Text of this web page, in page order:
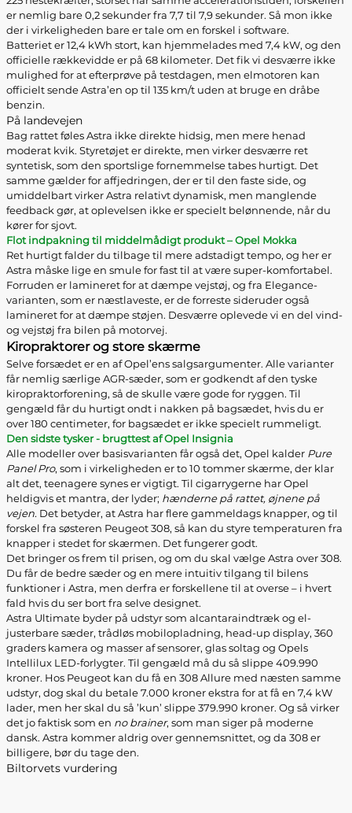
er nemlig bare 0,2 sekunder fra 7,7 til 7,9 sekunder. Så mon ikke
der i virkeligheden bare er tale om en forskel i software.
Batteriet er 12,4 kWh stort, kan hjemmelades med 7,4 kW, og den
officielle rækkevidde er på 68 kilometer. Det fik vi desværre ikke
mulighed for at efterprøve på testdagen, men elmotoren kan
officielt sende Astra’en op til 135 km/t uden at bruge en dråbe
benzin.
På landevejen
Bag rattet føles Astra ikke direkte hidsig, men mere henad
moderat kvik. Styretøjet er direkte, men virker desværre ret
syntetisk, som den sportslige fornemmelse tabes hurtigt. Det
samme gælder for affjedringen, der er til den faste side, og
umiddelbart virker Astra relativt dynamisk, men manglende
feedback gør, at oplevelsen ikke er specielt belønnende, når du
kører for sjovt.
Flot indpakning til middelmådigt produkt – Opel Mokka
Ret hurtigt falder du tilbage til mere adstadigt tempo, og her er
Astra måske lige en smule for fast til at være super-komfortabel.
Forruden er lamineret for at dæmpe vejstøj, og fra Elegance-
varianten, som er næstlaveste, er de forreste sideruder også
lamineret for at dæmpe støjen. Desværre oplevede vi en del vind-
og vejstøj fra bilen på motorvej.
Kiropraktorer og store skærme
Selve forsædet er en af Opel’ens salgsargumenter. Alle varianter
får nemlig særlige AGR-sæder, som er godkendt af den tyske
kiropraktorforening, så de skulle være gode for ryggen. Til
gengæld får du hurtigt ondt i nakken på bagsædet, hvis du er
over 180 centimeter, for bagsædet er ikke specielt rummeligt.
Den sidste tysker - brugttest af Opel Insignia
Alle modeller over basisvarianten får også det, Opel kalder Pure
Panel Pro, som i virkeligheden er to 10 tommer skærme, der klar
alt det, teenagere synes er vigtigt. Til cigarrygerne har Opel
heldigvis et mantra, der lyder; hænderne på rattet, øjnene på
vejen. Det betyder, at Astra har flere gammeldags knapper, og til
forskel fra søsteren Peugeot 308, så kan du styre temperaturen fra
knapper i stedet for skærmen. Det fungerer godt.
Det bringer os frem til prisen, og om du skal vælge Astra over 308.
Du får de bedre sæder og en mere intuitiv tilgang til bilens
funktioner i Astra, men derfra er forskellene til at overse – i hvert
fald hvis du ser bort fra selve designet.
Astra Ultimate byder på udstyr som alcantaraindtræk og el-
justerbare sæder, trådløs mobilopladning, head-up display, 360
graders kamera og masser af sensorer, glas soltag og Opels
Intellilux LED-forlygter. Til gengæld må du så slippe 409.990
kroner. Hos Peugeot kan du få en 308 Allure med næsten samme
udstyr, dog skal du betale 7.000 kroner ekstra for at få en 7,4 kW
lader, men her skal du så ’kun’ slippe 379.990 kroner. Og så virker
det jo faktisk som en no brainer, som man siger på moderne
dansk. Astra kommer aldrig over gennemsnittet, og da 308 er
billigere, bør du tage den.
Biltorvets vurdering